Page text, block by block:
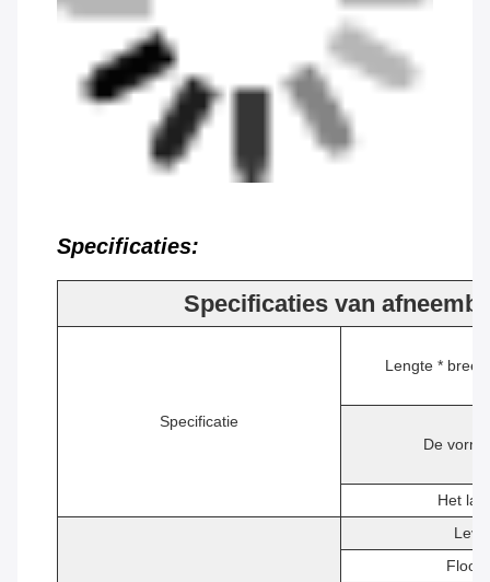
Specificaties:
Specificaties van
Specificatie
Lengte *
De vorm
Het
Floor